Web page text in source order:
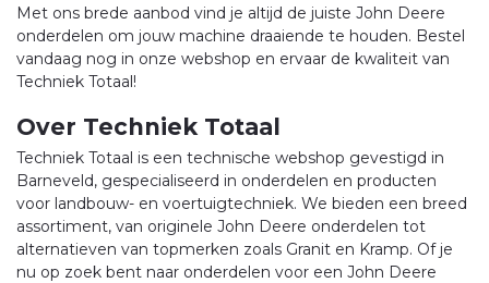
Met ons brede aanbod vind je altijd de juiste John Deere
onderdelen om jouw machine draaiende te houden. Bestel
vandaag nog in onze webshop en ervaar de kwaliteit van
Techniek Totaal!
Over Techniek Totaal
Techniek Totaal is een technische webshop gevestigd in
Barneveld, gespecialiseerd in onderdelen en producten
voor landbouw- en voertuigtechniek. We bieden een breed
assortiment, van originele John Deere onderdelen tot
alternatieven van topmerken zoals Granit en Kramp. Of je
nu op zoek bent naar onderdelen voor een John Deere